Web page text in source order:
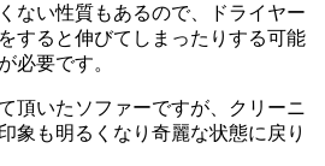
ない性質もあるので、ドライヤー
すると伸びてしまったりする可能
必要です。
頂いたソファーですが、クリーニ
象も明るくなり奇麗な状態に戻り